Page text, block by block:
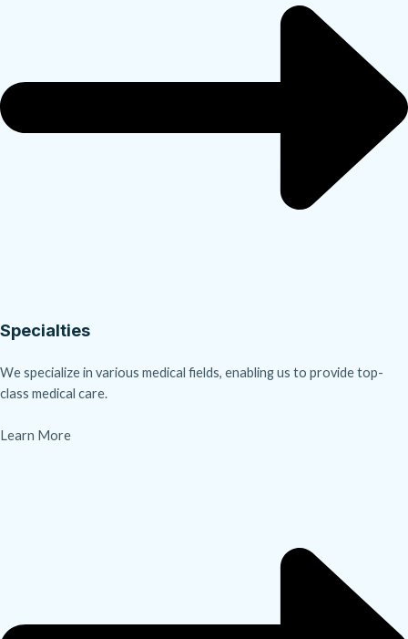
Specialties
We specialize in various medical fields, enabling us to provide top-
class medical care.
Learn More